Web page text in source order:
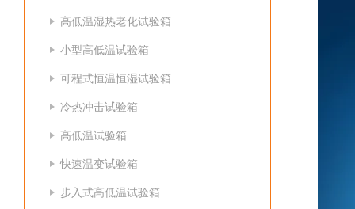
高低温湿热老化试验箱
小型高低温试验箱
可程式恒温恒湿试验箱
冷热冲击试验箱
高低温试验箱
快速温变试验箱
步入式高低温试验箱